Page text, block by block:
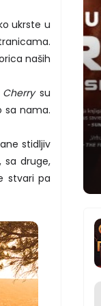
ukrste u
naših
Cherrysu
sa nama.
stidljiv
druge,
stvari pa